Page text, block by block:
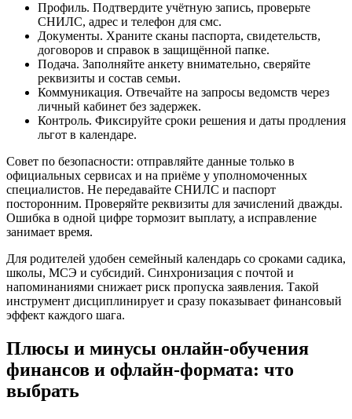
Профиль. Подтвердите учётную запись, проверьте
СНИЛС, адрес и телефон для смс.
Документы. Храните сканы паспорта, свидетельств,
договоров и справок в защищённой папке.
Подача. Заполняйте анкету внимательно, сверяйте
реквизиты и состав семьи.
Коммуникация. Отвечайте на запросы ведомств через
личный кабинет без задержек.
Контроль. Фиксируйте сроки решения и даты продления
льгот в календаре.
Совет по безопасности: отправляйте данные только в
официальных сервисах и на приёме у уполномоченных
специалистов. Не передавайте СНИЛС и паспорт
посторонним. Проверяйте реквизиты для зачислений дважды.
Ошибка в одной цифре тормозит выплату, а исправление
занимает время.
Для родителей удобен семейный календарь со сроками садика,
школы, МСЭ и субсидий. Синхронизация с почтой и
напоминаниями снижает риск пропуска заявления. Такой
инструмент дисциплинирует и сразу показывает финансовый
эффект каждого шага.
Плюсы и минусы онлайн‑обучения
финансов и офлайн‑формата: что
выбрать